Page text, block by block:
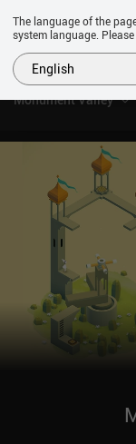
Monument Valley
The language of the
system language.
English